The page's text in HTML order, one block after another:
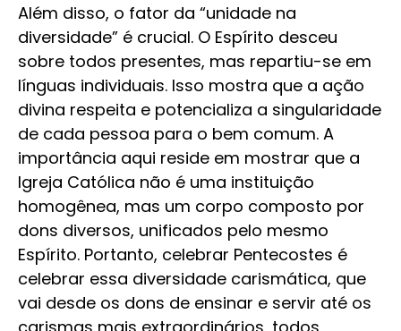
Além disso, o fator da “unidade na
diversidade” é crucial. O Espírito desceu
sobre todos presentes, mas repartiu-se em
línguas individuais. Isso mostra que a ação
divina respeita e potencializa a singularidade
de cada pessoa para o bem comum. A
importância aqui reside em mostrar que a
Igreja Católica não é uma instituição
homogênea, mas um corpo composto por
dons diversos, unificados pelo mesmo
Espírito. Portanto, celebrar Pentecostes é
celebrar essa diversidade carismática, que
vai desde os dons de ensinar e servir até os